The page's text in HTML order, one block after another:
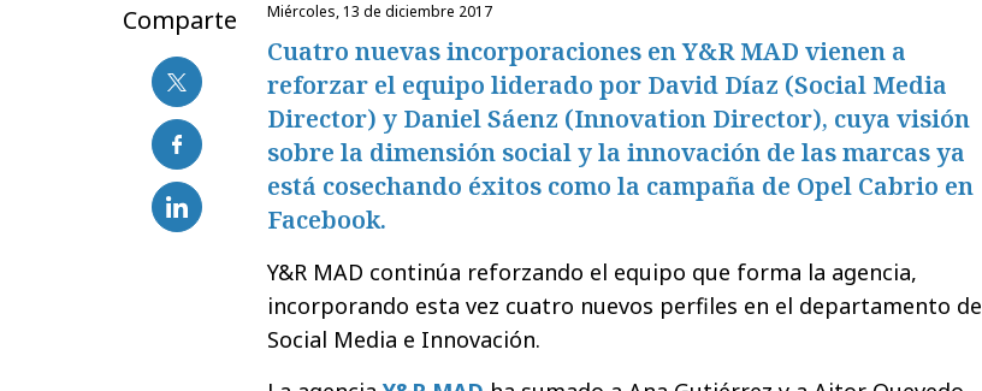
Comparte miércoles, 13 de diciembre 2017
Cuatro nuevas incorporaciones en Y&R MAD vienen a
reforzar el equipo liderado por David Díaz (Social Media
Director) y Daniel Sáenz (Innovation Director), cuya visión
sobre la dimensión social y la innovación de las marcas ya
está cosechando éxitos como la campaña de Opel Cabrio en
Facebook.
Y&R MAD continúa reforzando el equipo que forma la agencia,
incorporando esta vez cuatro nuevos perfiles en el departamento de
Social Media e Innovación.